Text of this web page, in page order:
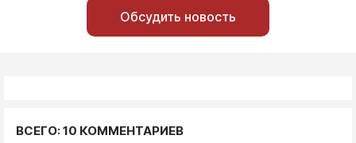
Обсудить новость
ВСЕГО: 10 КОММЕНТАРИЕВ